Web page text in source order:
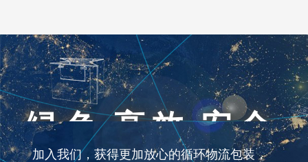
绿色 高效 安全
加入我们，获得更加放心的循环物流包装，